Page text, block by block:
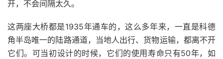
开，不会间隔太久。
这两座大桥都是1935年通车的，这么多年来，一直是科德
角半岛唯一的陆路通道，当地人出行、货物运输，都离不开
它们。可当初设计的时候，它们的使用寿命只有50年，如